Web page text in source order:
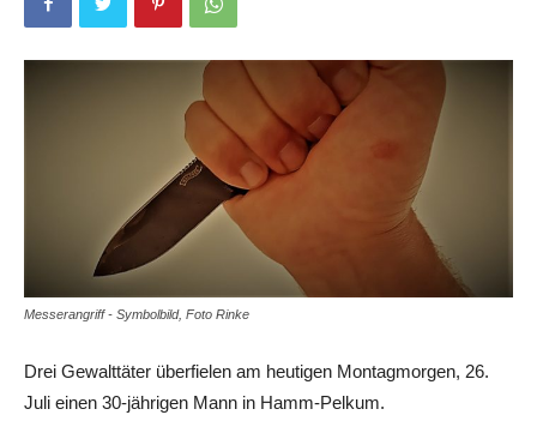
Messerangriff - Symbolbild, Foto Rinke
Drei Gewalttäter überfielen am heutigen Montagmorgen, 26.
Juli einen 30-jährigen Mann in Hamm-Pelkum.